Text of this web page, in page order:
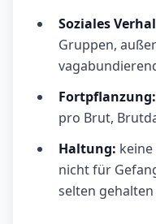
Soziales
Gruppen,
Fortpflanzung:
pro Brut,
Haltung:
nicht für
selten gehalten